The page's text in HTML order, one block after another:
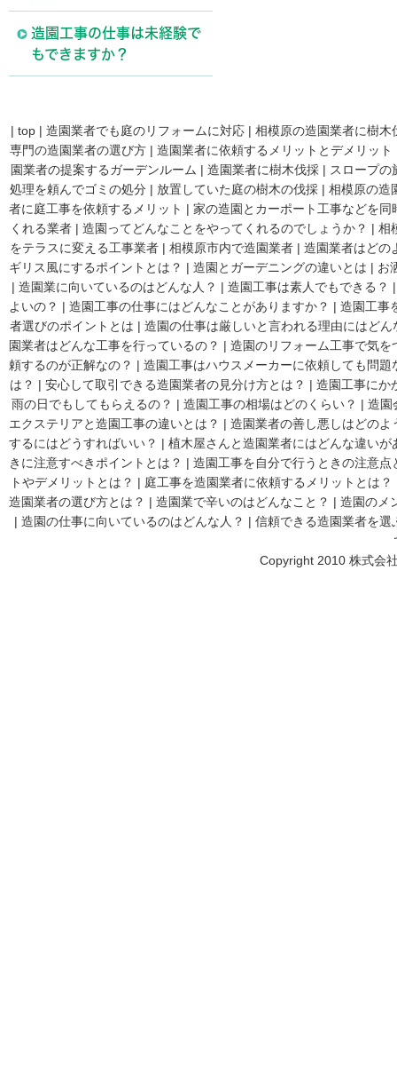
造園工事の仕事は未経験で
もできますか？
| top | 造園業者でも庭のリフォームに対応 | 相模原の造園業者に樹木
専門の造園業者の選び方 | 造園業者に依頼するメリットとデメリット
園業者の提案するガーデンルーム | 造園業者に樹木伐採 | スロープの
処理を頼んでゴミの処分 | 放置していた庭の樹木の伐採 | 相模原の造
者に庭工事を依頼するメリット | 家の造園とカーポート工事などを同
くれる業者 | 造園ってどんなことをやってくれるのでしょうか？ | 相
をテラスに変える工事業者 | 相模原市内で造園業者 | 造園業者はどの
ギリス風にするポイントとは？ | 造園とガーデニングの違いとは | お
| 造園業に向いているのはどんな人？ | 造園工事は素人でもできる？
よいの？ | 造園工事の仕事にはどんなことがありますか？ | 造園工事
者選びのポイントとは | 造園の仕事は厳しいと言われる理由にはどん
園業者はどんな工事を行っているの？ | 造園のリフォーム工事で気
頼するのが正解なの？ | 造園工事はハウスメーカーに依頼しても問題
は？ | 安心して取引できる造園業者の見分け方とは？ | 造園工事にか
雨の日でもしてもらえるの？ | 造園工事の相場はどのくらい？ | 造園
エクステリアと造園工事の違いとは？ | 造園業者の善し悪しはどの
するにはどうすればいい？ | 植木屋さんと造園業者にはどんな違いが
きに注意すべきポイントとは？ | 造園工事を自分で行うときの注意点
トやデメリットとは？ | 庭工事を造園業者に依頼するメリットとは？
造園業者の選び方とは？ | 造園業で辛いのはどんなこと？ | 造園のメ
| 造園の仕事に向いているのはどんな人？ | 信頼できる造園業者を選
Copyright 2010 株式会